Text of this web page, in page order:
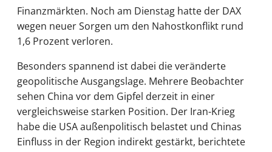
Finanzmärkten. Noch am Dienstag hatte der DAX
wegen neuer Sorgen um den Nahostkonflikt rund
1,6 Prozent verloren.
Besonders spannend ist dabei die veränderte
geopolitische Ausgangslage. Mehrere Beobachter
sehen China vor dem Gipfel derzeit in einer
vergleichsweise starken Position. Der Iran-Krieg
habe die USA außenpolitisch belastet und Chinas
Einfluss in der Region indirekt gestärkt, berichtete